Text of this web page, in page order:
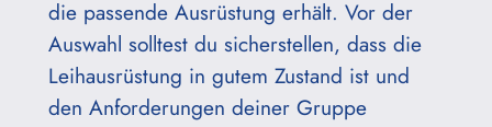
die passende Ausrüstung erhält. Vor der
Auswahl solltest du sicherstellen, dass die
Leihausrüstung in gutem Zustand ist und
den Anforderungen deiner Gruppe